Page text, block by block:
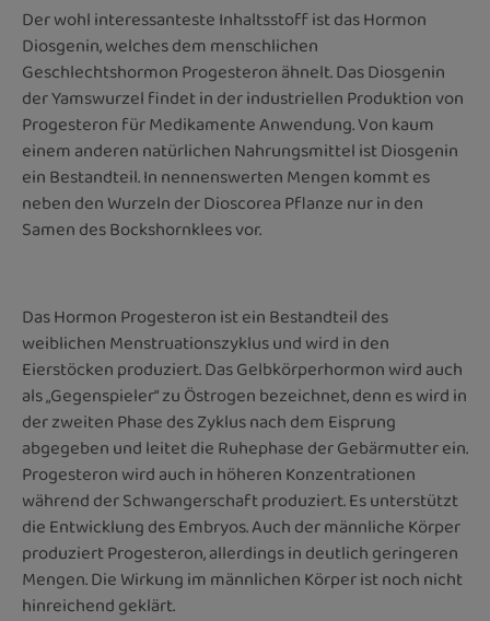
Der wohl interessanteste Inhaltsstoff ist das Hormon
Diosgenin, welches dem menschlichen
Geschlechtshormon Progesteron ähnelt. Das Diosgenin
der Yamswurzel findet in der industriellen Produktion von
Progesteron für Medikamente Anwendung. Von kaum
einem anderen natürlichen Nahrungsmittel ist Diosgenin
ein Bestandteil. In nennenswerten Mengen kommt es
neben den Wurzeln der Dioscorea Pflanze nur in den
Samen des Bockshornklees vor.
Das Hormon Progesteron ist ein Bestandteil des
weiblichen Menstruationszyklus und wird in den
Eierstöcken produziert. Das Gelbkörperhormon wird auch
als „Gegenspieler“ zu Östrogen bezeichnet, denn es wird in
der zweiten Phase des Zyklus nach dem Eisprung
abgegeben und leitet die Ruhephase der Gebärmutter ein.
Progesteron wird auch in höheren Konzentrationen
während der Schwangerschaft produziert. Es unterstützt
die Entwicklung des Embryos. Auch der männliche Körper
produziert Progesteron, allerdings in deutlich geringeren
Mengen. Die Wirkung im männlichen Körper ist noch nicht
hinreichend geklärt.